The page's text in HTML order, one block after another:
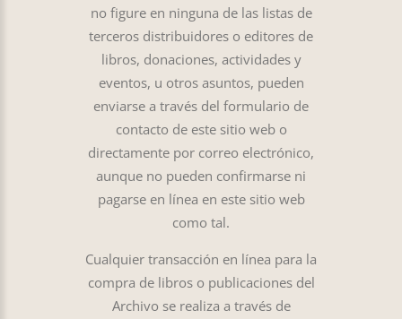
no figure en ninguna de las listas de
terceros distribuidores o editores de
libros, donaciones, actividades y
eventos, u otros asuntos, pueden
enviarse a través del formulario de
contacto de este sitio web o
directamente por correo electrónico,
aunque no pueden confirmarse ni
pagarse en línea en este sitio web
como tal.
Cualquier transacción en línea para la
compra de libros o publicaciones del
Archivo se realiza a través de